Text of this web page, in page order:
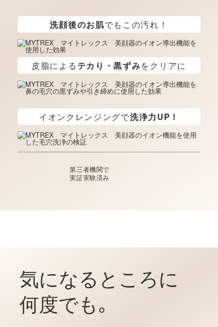
洗顔後のお肌でもこの汚れ！
皮脂による テカり・黒ずみをクリアに
イオンクレンジングで洗浄力UP！
第三者機関で
実証実験済み
気になるところに
何度でも｡